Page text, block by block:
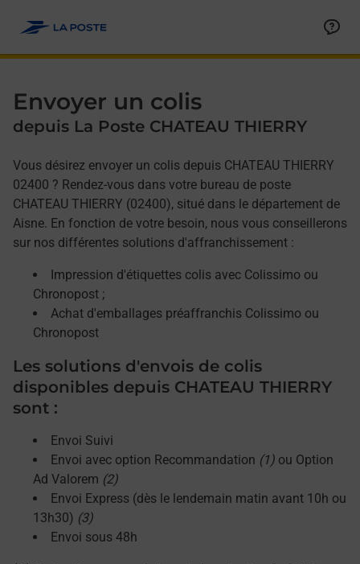
Envoyer un colis
depuis La Poste CHATEAU THIERRY
Vous désirez envoyer un colis depuis CHATEAU THIERRY
02400 ? Rendez-vous dans votre bureau de poste
CHATEAU THIERRY (02400), situé dans le département de
Aisne. En fonction de votre besoin, nous vous conseillerons
sur nos différentes solutions d'affranchissement :
Impression d'étiquettes colis avec Colissimo ou
Chronopost ;
Achat d'emballages préaffranchis Colissimo ou
Chronopost
Les solutions d'envois de colis
disponibles depuis CHATEAU THIERRY
sont :
Envoi Suivi
Envoi avec option Recommandation (1) ou Option
Ad Valorem (2)
Envoi Express (dès le lendemain matin avant 10h ou
13h30) (3)
Envoi sous 48h